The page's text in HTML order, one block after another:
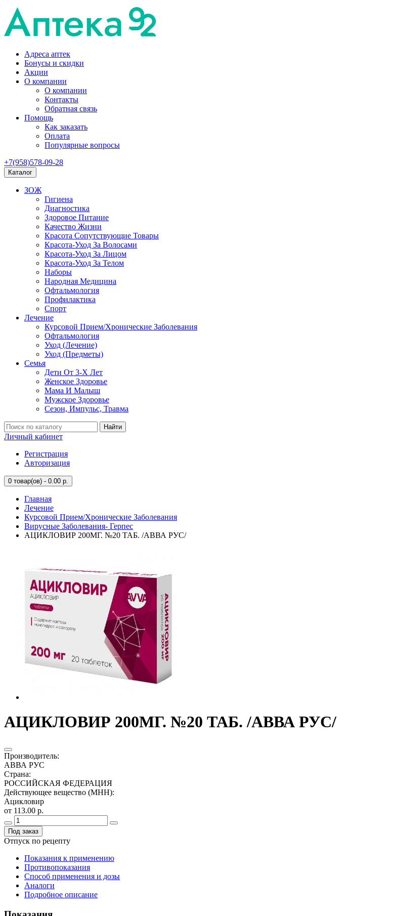
Адреса аптек
Бонусы и скидки
Акции
О компании
О компании
Контакты
Обратная связь
Помощь
Как заказать
Оплата
Популярные вопросы
+7(958)578-09-28
Каталог
ЗОЖ
Гигиена
Диагностика
Здоровое Питание
Качество Жизни
Красота Сопутствующие Товары
Красота-Уход За Волосами
Красота-Уход За Лицом
Красота-Уход За Телом
Наборы
Народная Медицина
Офтальмология
Профилактика
Спорт
Лечение
Курсовой Прием/Хронические Заболевания
Офтальмология
Уход (Лечение)
Уход (Предметы)
Семья
Дети От 3-Х Лет
Женское Здоровье
Мама И Малыш
Мужское Здоровье
Сезон, Импульс, Травма
Найти
Личный кабинет
Регистрация
Авторизация
0 товар(ов) - 0.00 р.
Главная
Лечение
Курсовой Прием/Хронические Заболевания
Вирусные Заболевания- Герпес
АЦИКЛОВИР 200МГ. №20 ТАБ. /АВВА РУС/
АЦИКЛОВИР 200МГ. №20 ТАБ. /АВВА РУС/
Производитель:
АВВА РУС
Страна:
РОССИЙСКАЯ ФЕДЕРАЦИЯ
Действующее вещество (МНН):
Ацикловир
от 113.00 р.
Под заказ
Отпуск по рецепту
Показания к применению
Противопоказания
Способ применения и дозы
Аналоги
Подробное описание